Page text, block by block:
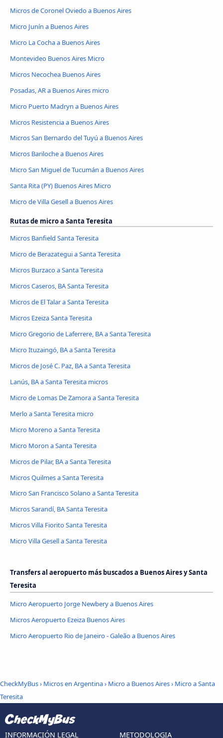
Micros de Coronel Oviedo a Buenos Aires
Micro Junín a Buenos Aires
Micro La Cocha a Buenos Aires
Montevideo Buenos Aires Micro
Micros Necochea Buenos Aires
Posadas, AR a Buenos Aires micro
Micro Puerto Madryn a Buenos Aires
Micros Resistencia a Buenos Aires
Micros San Bernardo del Tuyú a Buenos Aires
Micros Bariloche a Buenos Aires
Micro San Miguel de Tucumán a Buenos Aires
Santa Rita (PY) Buenos Aires Micro
Micro de Villa Gesell a Buenos Aires
Rutas de micro a Santa Teresita
Micros Banfield Santa Teresita
Micro de Berazategui a Santa Teresita
Micros Burzaco a Santa Teresita
Micros Caseros, BA Santa Teresita
Micros de El Talar a Santa Teresita
Micros Ezeiza Santa Teresita
Micro Gregorio de Laferrere, BA a Santa Teresita
Micro Ituzaingó, BA a Santa Teresita
Micros de José C. Paz, BA a Santa Teresita
Lanús, BA a Santa Teresita micros
Micro de Lomas De Zamora a Santa Teresita
Merlo a Santa Teresita micro
Micro Moreno a Santa Teresita
Micro Moron a Santa Teresita
Micros de Pilar, BA a Santa Teresita
Micros Quilmes a Santa Teresita
Micro San Francisco Solano a Santa Teresita
Micros Sarandí, BA Santa Teresita
Micros Villa Fiorito Santa Teresita
Micro Villa Gesell a Santa Teresita
Transfers al aeropuerto más buscados a Buenos Aires y Santa
Teresita
Micro Aeropuerto Jorge Newbery a Buenos Aires
Micros Aeropuerto Ezeiza Buenos Aires
Micro Aeropuerto Rio de Janeiro - Galeão a Buenos Aires
CheckMyBus› Micros en Argentina› Micro a Buenos Aires› Micro a Santa
Teresita
INFORMACIÓN LEGAL METODOLOGIA